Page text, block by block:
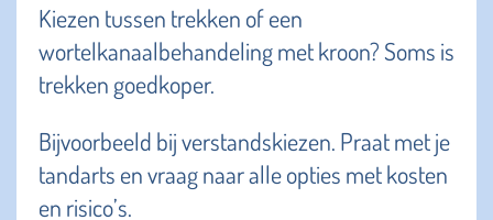
Kiezen tussen trekken of een
wortelkanaalbehandeling met kroon? Soms is
trekken goedkoper.
Bijvoorbeeld bij verstandskiezen. Praat met je
tandarts en vraag naar alle opties met kosten
en risico’s.